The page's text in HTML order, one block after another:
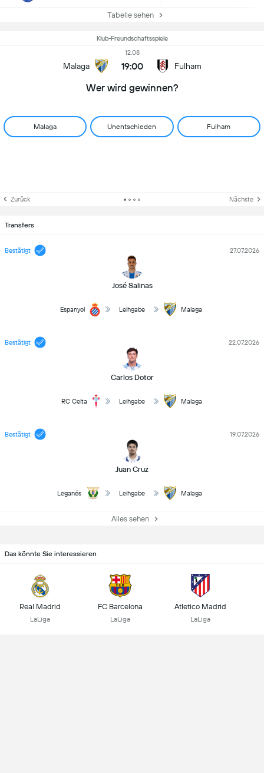
Tabelle sehen
Klub-Freundschaftsspiele
Malaga
12.08
19:00 Fulham
Wer wird gewinnen?
Malaga Unentschieden Fulham
Zurück Nächste
Transfers
Bestätigt
José Salinas
27.07.2026
Espanyol Leihgabe Malaga
Bestätigt
Carlos Dotor
22.07.2026
RC Celta Leihgabe Malaga
Bestätigt
Juan Cruz
19.07.2026
Leganés Leihgabe Malaga
Alles sehen
Das könnte Sie interessieren
Real Madrid
LaLiga
FC Barcelona
LaLiga
Atletico Madrid
LaLiga